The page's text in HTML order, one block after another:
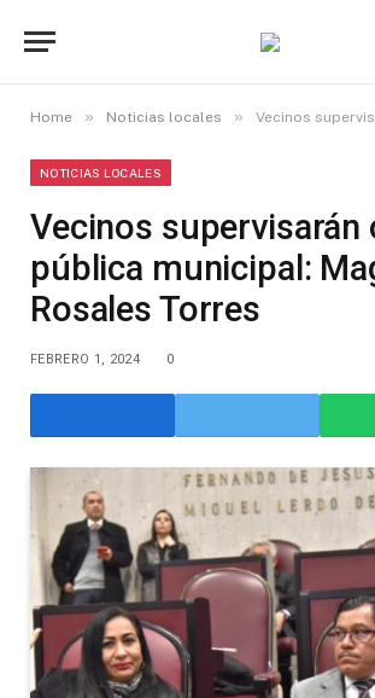
Home » Noticias locales » Vecinos supervisarán obra pública
NOTICIAS LOCALES
Vecinos supervisarán
pública municipal:
Rosales Torres
FEBRERO 1, 2024 0